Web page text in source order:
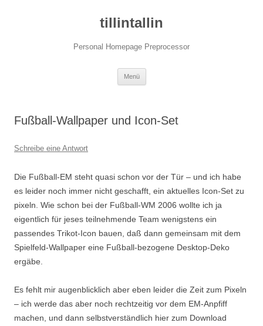
tillintallin
Personal Homepage Preprocessor
Menü
Fußball-Wallpaper und Icon-Set
Schreibe eine Antwort
Die Fußball-EM steht quasi schon vor der Tür – und ich habe
es leider noch immer nicht geschafft, ein aktuelles Icon-Set zu
pixeln. Wie schon bei der Fußball-WM 2006 wollte ich ja
eigentlich für jeses teilnehmende Team wenigstens ein
passendes Trikot-Icon bauen, daß dann gemeinsam mit dem
Spielfeld-Wallpaper eine Fußball-bezogene Desktop-Deko
ergäbe.
Es fehlt mir augenblicklich aber eben leider die Zeit zum Pixeln
– ich werde das aber noch rechtzeitig vor dem EM-Anpfiff
machen, und dann selbstverständlich hier zum Download